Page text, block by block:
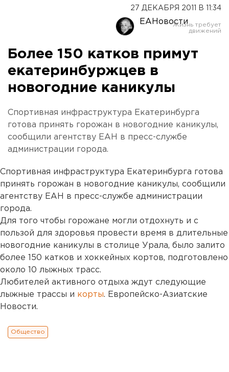
27 ДЕКАБРЯ 2011 В 11:34
ЕАНовости
Более 150 катков примут
екатеринбуржцев в
новогодние каникулы
Спортивная инфраструктура Екатеринбурга
готова принять горожан в новогодние каникулы,
сообщили агентству ЕАН в пресс-службе
администрации города.
Спортивная инфраструктура Екатеринбурга готова
принять горожан в новогодние каникулы, сообщили
агентству ЕАН в пресс-службе администрации
города.
Для того чтобы горожане могли отдохнуть и с
пользой для здоровья провести время в длительные
новогодние каникулы в столице Урала, было залито
более 150 катков и хоккейных кортов, подготовлено
около 10 лыжных трасс.
Любителей активного отдыха ждут следующие
лыжные трассы и корты. Европейско-Азиатские
Новости.
Общество